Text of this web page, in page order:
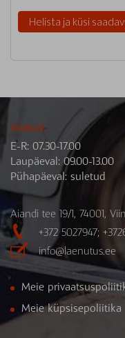
Helista ja küsi
Avatud:
E-R: 07.30-17.00
Laupäeval: 09.00-13.00
Pühapäeval: suletud
Aiandi tee 19/1, 74001,
 +372 5027947;
 info@laenutus.ee
Meie
Meie küpsisepoliitika